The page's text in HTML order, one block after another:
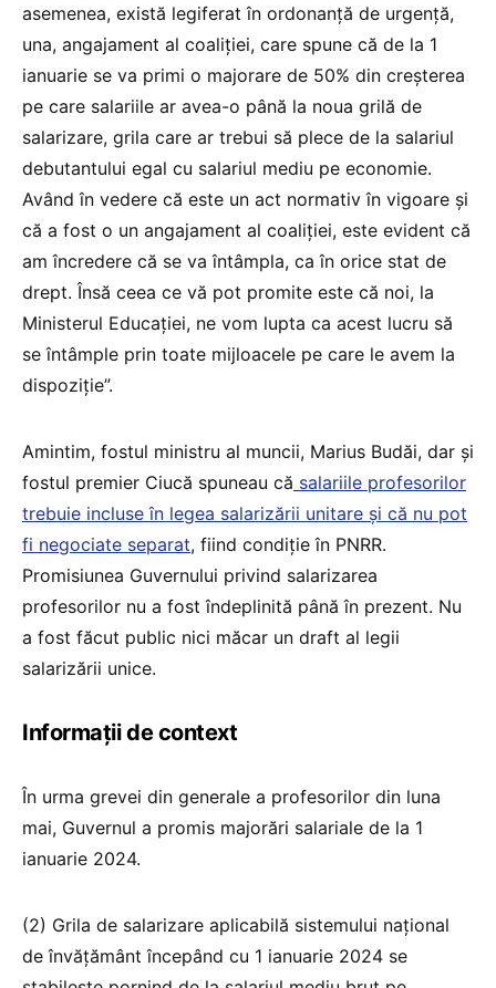
asemenea, există legiferat în ordonanță de urgență,
una, angajament al coaliției, care spune că de la 1
ianuarie se va primi o majorare de 50% din creșterea
pe care salariile ar avea-o până la noua grilă de
salarizare, grila care ar trebui să plece de la salariul
debutantului egal cu salariul mediu pe economie.
Având în vedere că este un act normativ în vigoare și
că a fost o un angajament al coaliției, este evident că
am încredere că se va întâmpla, ca în orice stat de
drept. Însă ceea ce vă pot promite este că noi, la
Ministerul Educației, ne vom lupta ca acest lucru să
se întâmple prin toate mijloacele pe care le avem la
dispoziție”.
Amintim, fostul ministru al muncii, Marius Budăi, dar și
fostul premier Ciucă spuneau că salariile profesorilor
trebuie incluse în legea salarizării unitare și că nu pot
fi negociate separat, fiind condiție în PNRR.
Promisiunea Guvernului privind salarizarea
profesorilor nu a fost îndeplinită până în prezent. Nu
a fost făcut public nici măcar un draft al legii
salarizării unice.
Informații de context
În urma grevei din generale a profesorilor din luna
mai, Guvernul a promis majorări salariale de la 1
ianuarie 2024.
(2) Grila de salarizare aplicabilă sistemului național
de învățământ începând cu 1 ianuarie 2024 se